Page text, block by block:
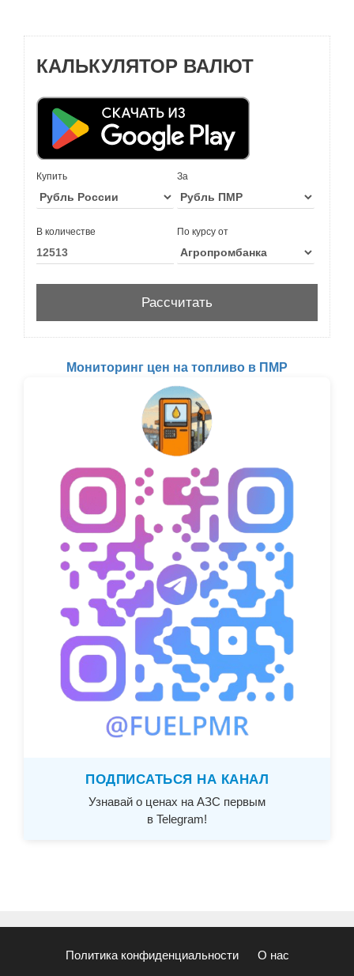
КАЛЬКУЛЯТОР ВАЛЮТ
Купить За
В количестве По курсу от
Мониторинг цен на топливо в ПМР
ПОДПИСАТЬСЯ НА КАНАЛ
Узнавай о ценах на АЗС первым
в Telegram!
Политика конфиденциальности О нас